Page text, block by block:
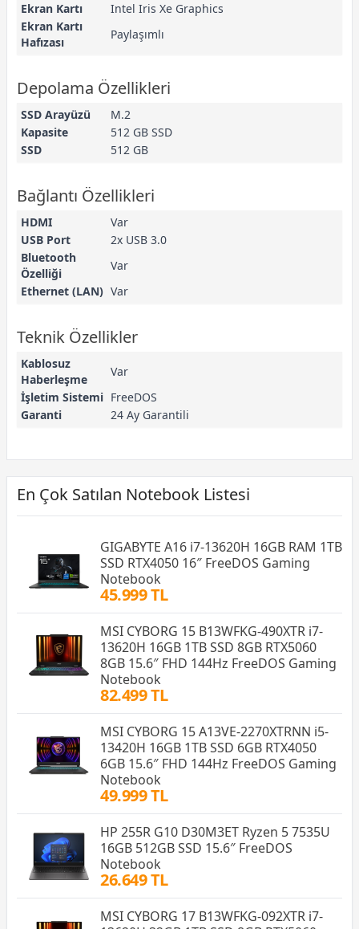
Ekran Kartı
Intel Iris Xe Graphics
Ekran Kartı
Hafızası
Paylaşımlı
Depolama Özellikleri
SSD Arayüzü
M.2
Kapasite
512 GB SSD
SSD
512 GB
Bağlantı Özellikleri
HDMI
Var
USB Port
2x USB 3.0
Bluetooth
Özelliği
Var
Ethernet (LAN) Var
Teknik Özellikler
Kablosuz
Haberleşme
Var
İşletim Sistemi FreeDOS
Garanti
24 Ay Garantili
En Çok Satılan Notebook Listesi
GIGABYTE A16 i7-13620H 16GB RAM 1TB
SSD RTX4050 16″ FreeDOS Gaming
Notebook
45.999 TL
MSI CYBORG 15 B13WFKG-490XTR i7-
13620H 16GB 1TB SSD 8GB RTX5060
8GB 15.6″ FHD 144Hz FreeDOS Gaming
Notebook
82.499 TL
MSI CYBORG 15 A13VE-2270XTRNN i5-
13420H 16GB 1TB SSD 6GB RTX4050
6GB 15.6″ FHD 144Hz FreeDOS Gaming
Notebook
49.999 TL
HP 255R G10 D30M3ET Ryzen 5 7535U
16GB 512GB SSD 15.6″ FreeDOS
Notebook
26.649 TL
MSI CYBORG 17 B13WFKG-092XTR i7-